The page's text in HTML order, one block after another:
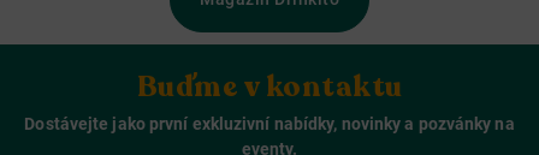
Buďme v kontaktu
Dostávejte jako první exkluzivní nabídky, novinky a pozvánky na
eventy.